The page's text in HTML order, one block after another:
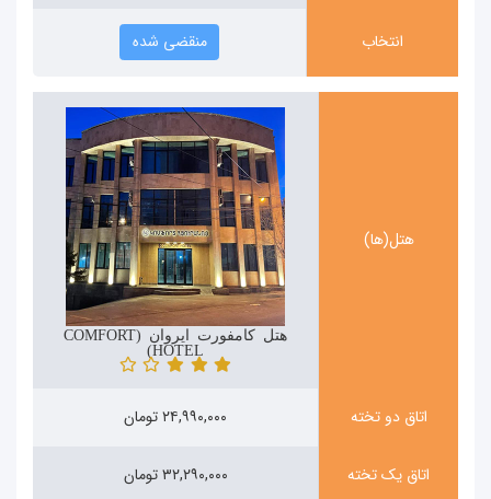
انتخاب منقضی شده
هتل(ها)
هتل کامفورت ایروان (COMFORT
HOTEL)
اتاق دو تخته ۲۴,۹۹۰,۰۰۰ تومان
اتاق یک تخته ۳۲,۲۹۰,۰۰۰ تومان